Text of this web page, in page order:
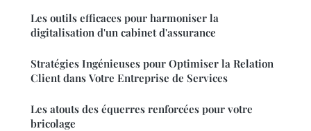
Les outils efficaces pour harmoniser la
digitalisation d'un cabinet d'assurance
Stratégies Ingénieuses pour Optimiser la Relation
Client dans Votre Entreprise de Services
Les atouts des équerres renforcées pour votre
bricolage